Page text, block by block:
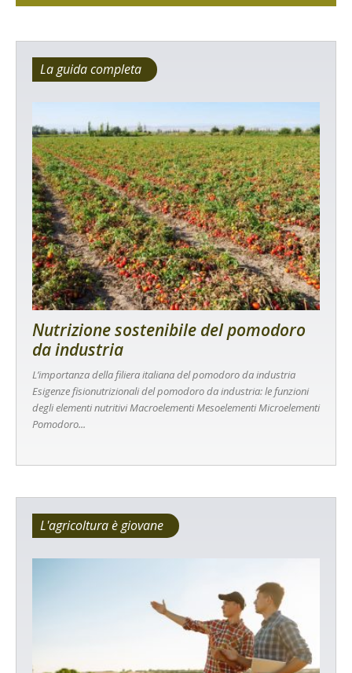
La guida completa
Nutrizione sostenibile del pomodoro
da industria
L’importanza della filiera italiana del pomodoro da industria
Esigenze fisionutrizionali del pomodoro da industria: le funzioni
degli elementi nutritivi Macroelementi Mesoelementi Microelementi
Pomodoro...
L'agricoltura è giovane